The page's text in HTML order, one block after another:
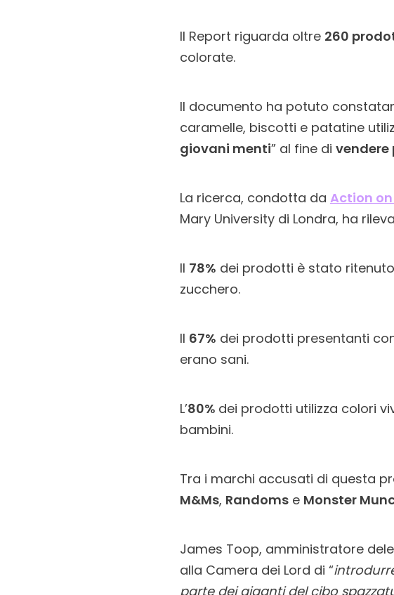
Il Report riguarda oltre 260
colorate.
Il documento ha potuto
caramelle, biscotti e patatine
giovani menti” al fine di vendere
La ricerca, condotta da Action
Mary University di Londra, ha
Il 78% dei prodotti è stato
zucchero.
Il 67% dei prodotti presentanti
erano sani.
L’80% dei prodotti utilizza colori
bambini.
Tra i marchi accusati di questa
M&Ms, Randoms e Monster
James Toop, amministratore
alla Camera dei Lord di “
parte dei giganti del cibo